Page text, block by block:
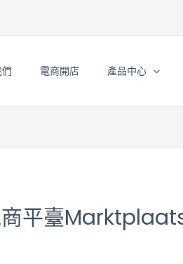
電商開店 產品中心
商平臺